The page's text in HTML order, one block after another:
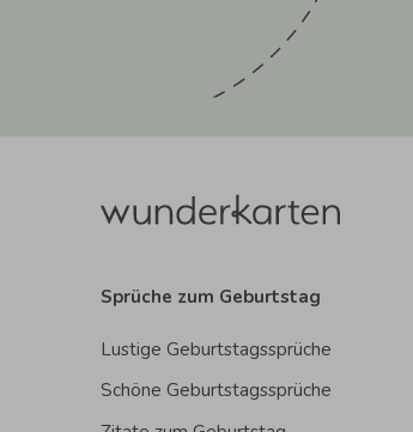
Sprüche zum Geburtstag
Lustige Geburtstagssprüche
Schöne Geburtstagssprüche